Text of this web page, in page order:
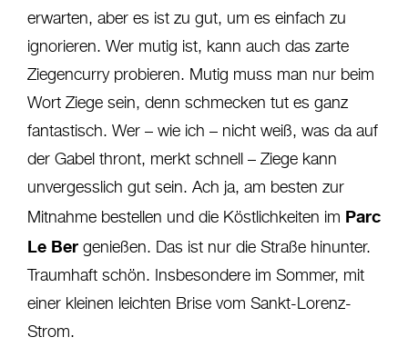
erwarten, aber es ist zu gut, um es einfach zu
ignorieren. Wer mutig ist, kann auch das zarte
Ziegencurry probieren. Mutig muss man nur beim
Wort Ziege sein, denn schmecken tut es ganz
fantastisch. Wer – wie ich – nicht weiß, was da auf
der Gabel thront, merkt schnell – Ziege kann
unvergesslich gut sein. Ach ja, am besten zur
Mitnahme bestellen und die Köstlichkeiten im Parc
Le Ber genießen. Das ist nur die Straße hinunter.
Traumhaft schön. Insbesondere im Sommer, mit
einer kleinen leichten Brise vom Sankt-Lorenz-
Strom.